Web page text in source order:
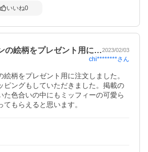
いいね0
の絵柄をプレゼント用に…2023/02/03
chi********さん
柄をプレゼント用に注文しました。
ピングもしていただきました。掲載の
た色合いの中にもミッフィーの可愛ら
てもらえると思います。